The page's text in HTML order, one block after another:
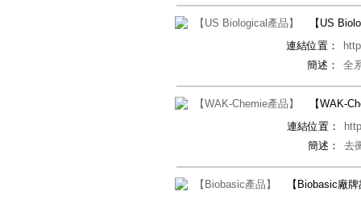
【US Biological產品】
【US
連結位置：
簡述：
全
【WAK-Chemie產品】
【WAK-
連結位置：
簡述：
去
【Biobasic產品】
【Biobasic廠